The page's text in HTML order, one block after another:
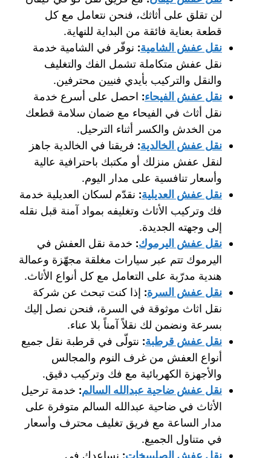
لن تقلق على أثاثك، فنحن نتعامل مع كل
قطعة بعناية فائقة من البداية للنهاية.
نقل عفش الشامية: نوفّر في الشامية خدمة
نقل عفش متكاملة تشمل الفك والتغليف
والنقل والتركيب بأيدي فنيين محترفين.
نقل عفش الفيحاء: احصل على أسرع خدمة
نقل أثاث في الفيحاء مع ضمان سلامة قطعك
من الخدش والكسر أثناء الترحيل.
نقل عفش الخالدية: فريقنا في الخالدية جاهز
لنقل عفش منزلك أو مكتبك باحترافية عالية
وأسعار تنافسية على مدار اليوم.
نقل عفش العديلية: نقدّم لسكان العديلية خدمة
فك وتركيب الأثاث وتغليفه بمواد آمنة قبل نقله
إلى وجهته الجديدة.
نقل عفش اليرموك: خدمة نقل العفش في
اليرموك تتم عبر سيارات مغلقة مجهّزة وعمالة
هندية مدرّبة على التعامل مع كل أنواع الأثاث.
نقل عفش السرة: إذا كنت تبحث عن شركة
نقل اثاث موثوقة في السرة، فنحن نصل إليك
بسرعة ونضمن لك نقلاً آمناً بلا عناء.
نقل عفش قرطبة: نتولّى في قرطبة نقل جميع
أنواع العفش من غرف النوم والمجالس
والأجهزة الكهربائية مع فك وتركيب دقيق.
نقل عفش ضاحية عبدالله السالم: خدمة ترحيل
الأثاث في ضاحية عبدالله السالم متوفرة على
مدار الساعة مع فريق تغليف محترف وأسعار
في متناول الجميع.